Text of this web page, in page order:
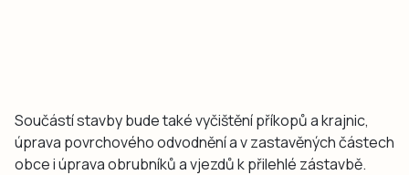
Součástí stavby bude také vyčištění příkopů a krajnic,
úprava povrchového odvodnění a v zastavěných částech
obce i úprava obrubníků a vjezdů k přilehlé zástavbě.